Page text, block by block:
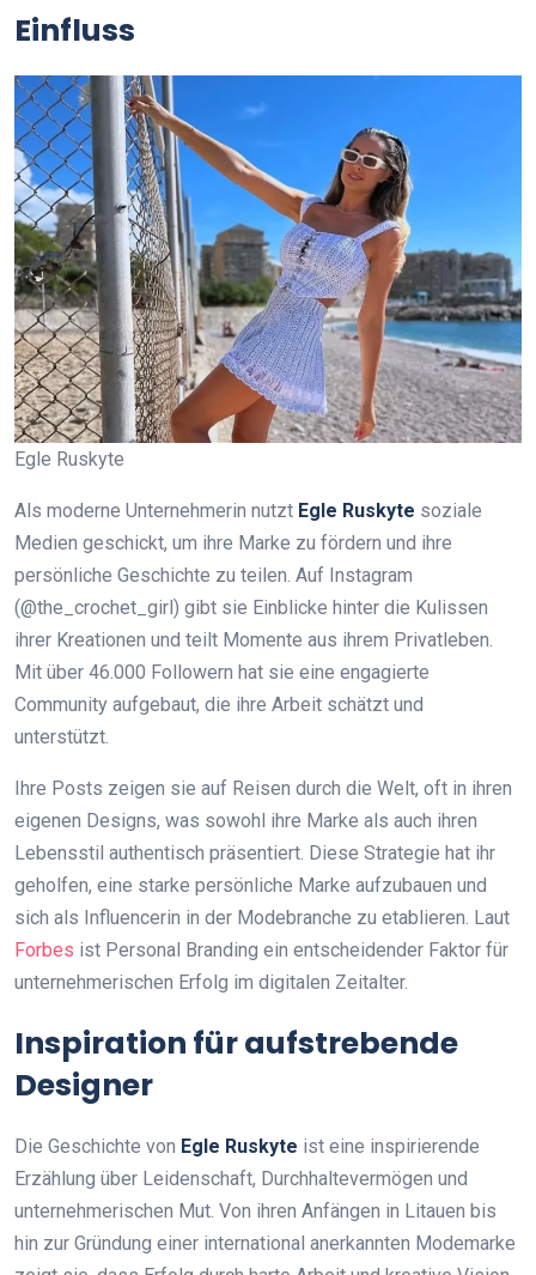
Einfluss
Egle Ruskyte
Als moderne Unternehmerin nutzt Egle Ruskyte soziale
Medien geschickt, um ihre Marke zu fördern und ihre
persönliche Geschichte zu teilen. Auf Instagram
(@the_crochet_girl) gibt sie Einblicke hinter die Kulissen
ihrer Kreationen und teilt Momente aus ihrem Privatleben.
Mit über 46.000 Followern hat sie eine engagierte
Community aufgebaut, die ihre Arbeit schätzt und
unterstützt.
Ihre Posts zeigen sie auf Reisen durch die Welt, oft in ihren
eigenen Designs, was sowohl ihre Marke als auch ihren
Lebensstil authentisch präsentiert. Diese Strategie hat ihr
geholfen, eine starke persönliche Marke aufzubauen und
sich als Influencerin in der Modebranche zu etablieren. Laut
Forbes ist Personal Branding ein entscheidender Faktor für
unternehmerischen Erfolg im digitalen Zeitalter.
Inspiration für aufstrebende
Designer
Die Geschichte von Egle Ruskyte ist eine inspirierende
Erzählung über Leidenschaft, Durchhaltevermögen und
unternehmerischen Mut. Von ihren Anfängen in Litauen bis
hin zur Gründung einer international anerkannten Modemarke